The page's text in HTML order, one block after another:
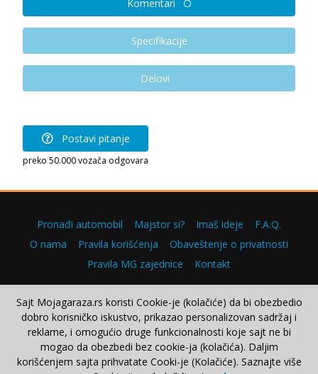
Komentari
Specifikacije
Delovi
Postavi pitanje
preko 50.000 vozača odgovara
Pronađi automobil Majstor si? Imaš ideje
F.A.Q.
O nama
Pravila korišćenja
Obaveštenje o privatnosti
Pravila MG zajednice
Kontakt
Copyright © 2000–2026.
Sajt Mojagaraza.rs koristi Cookie-je (kolačiće) da bi obezbedio
dobro korisničko iskustvo, prikazao personalizovan sadržaj i
reklame, i omogućio druge funkcionalnosti koje sajt ne bi
mogao da obezbedi bez cookie-ja (kolačića). Daljim
korišćenjem sajta prihvatate Cooki-je (Kolačiće). Saznajte više